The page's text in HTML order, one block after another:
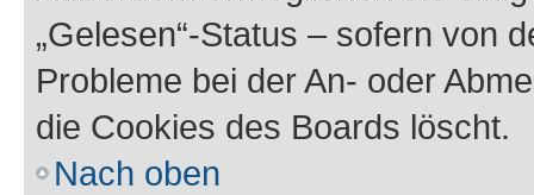
„Gelesen“-Status – sofern von
Probleme bei der An- oder
die Cookies des Boards löscht.
Nach oben